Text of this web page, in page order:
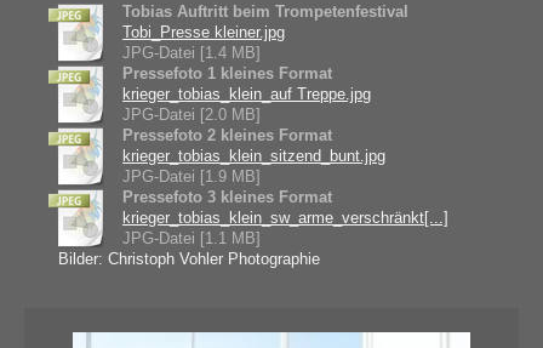
Tobias Auftritt beim Trompetenfestival
Tobi_Presse kleiner.jpg
JPG-Datei [1.4 MB]
Pressefoto 1 kleines Format
krieger_tobias_klein_auf Treppe.jpg
JPG-Datei [2.0 MB]
Pressefoto 2 kleines Format
krieger_tobias_klein_sitzend_bunt.jpg
JPG-Datei [1.9 MB]
Pressefoto 3 kleines Format
krieger_tobias_klein_sw_arme_verschränkt[...]
JPG-Datei [1.1 MB]
Bilder: Christoph Vohler Photographie